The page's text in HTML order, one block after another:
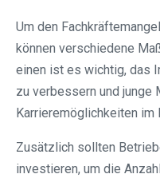
Um den
können verschiedene
einen ist es wichtig, das
zu verbessern und junge
Karrieremöglichkeiten im
Zusätzlich sollten
investieren, um die